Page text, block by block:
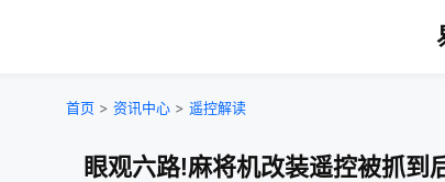
首页 > 资讯中心 > 遥控解读
眼观六路!麻将机改装遥控被抓到